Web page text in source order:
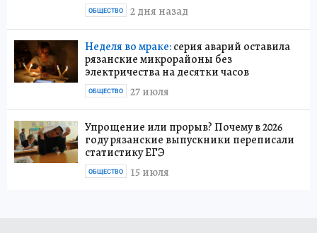
2 дня назад
ОБЩЕСТВО
Неделя во мраке:серия аварий оставила
рязанские микрорайоны без
электричества на десятки часов
27 июля
ОБЩЕСТВО
Упрощение или прорыв? Почему в 2026
году рязанские выпускники переписали
статистику ЕГЭ
15 июля
ОБЩЕСТВО